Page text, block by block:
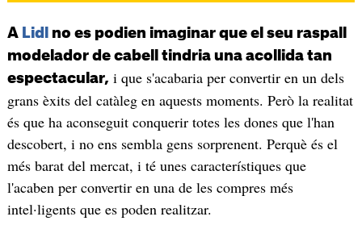
A Lidl
no es podien imaginar que el seu raspall
modelador de cabell tindria una acollida tan
espectacular, i que s'acabaria per convertir en un dels
grans èxits del catàleg en aquests moments. Però la realitat
és que ha aconseguit conquerir totes les dones que l'han
descobert, i no ens sembla gens sorprenent. Perquè és el
més barat del mercat, i té unes característiques que
l'acaben per convertir en una de les compres més
intel·ligents que es poden realitzar.